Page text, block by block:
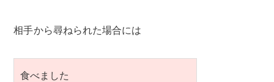
相手から尋ねられた場合には
食べました